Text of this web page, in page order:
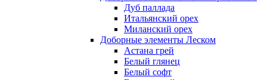
Дуб паллада
Итальянский орех
Миланский орех
Доборные элементы Леском
Астана грей
Белый глянец
Белый софт